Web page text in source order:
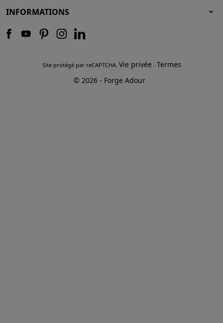
INFORMATIONS arrow_drop_down
Site protégé par reCAPTCHA. Vie privée - Termes
© 2026 - Forge Adour